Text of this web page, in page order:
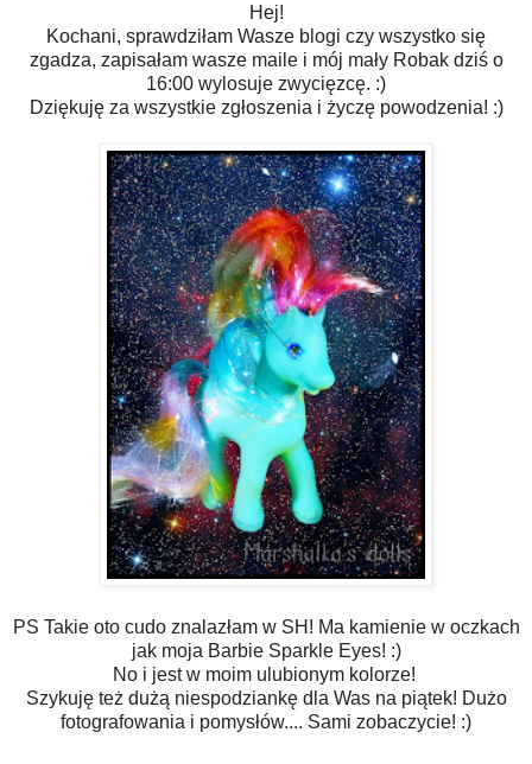
Hej!
Kochani, sprawdziłam Wasze blogi czy wszystko się
zgadza, zapisałam wasze maile i mój mały Robak dziś o
16:00 wylosuje zwycięzcę. :)
Dziękuję za wszystkie zgłoszenia i życzę powodzenia! :)
PS Takie oto cudo znalazłam w SH! Ma kamienie w oczkach
jak moja Barbie Sparkle Eyes! :)
No i jest w moim ulubionym kolorze!
Szykuję też dużą niespodziankę dla Was na piątek! Dużo
fotografowania i pomysłów.... Sami zobaczycie! :)